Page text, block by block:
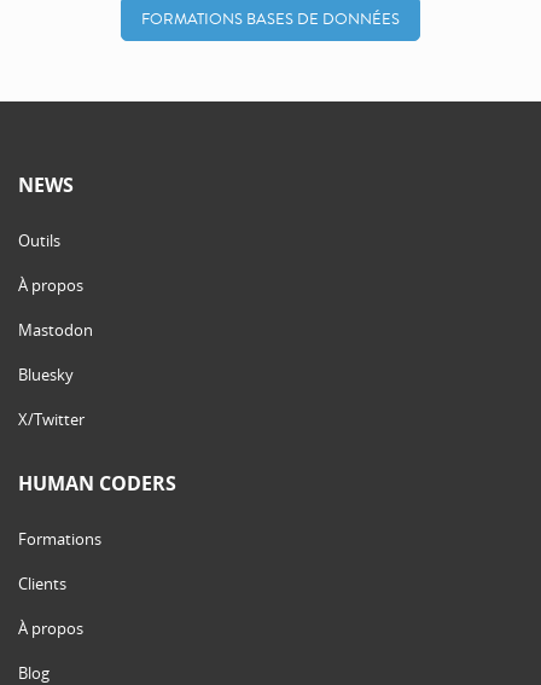
FORMATIONS BASES DE DONNÉES
NEWS
Outils
À propos
Mastodon
Bluesky
X/Twitter
HUMAN CODERS
Formations
Clients
À propos
Blog